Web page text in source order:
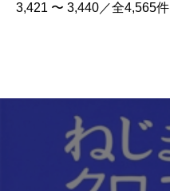
3,421 〜 3,440／全4,565件